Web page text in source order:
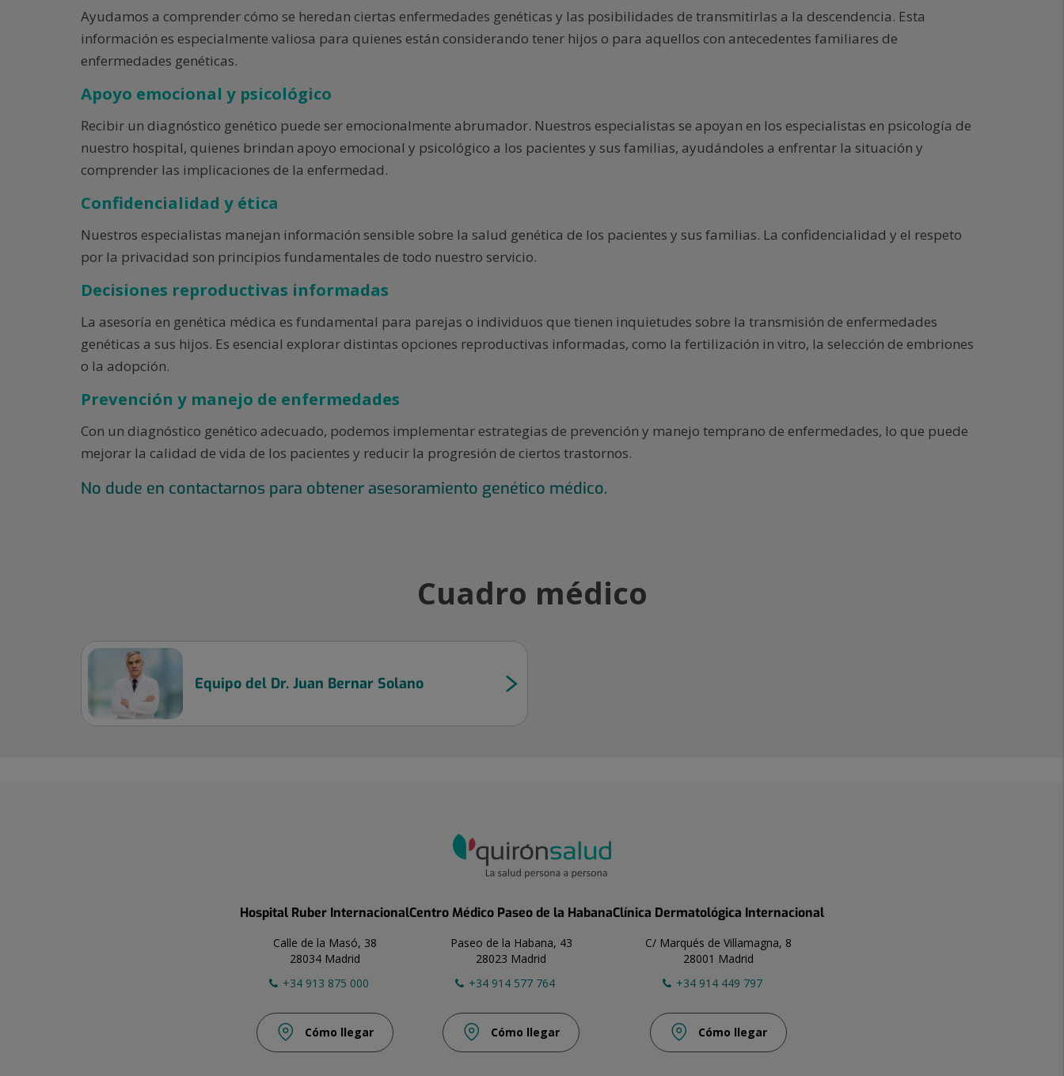
Ayudamos a comprender cómo se heredan ciertas enfermedades genéticas y las posibilidades de transmitirlas a la descendencia. Esta
información es especialmente valiosa para quienes están considerando tener hijos o para aquellos con antecedentes familiares de
enfermedades genéticas.
Apoyo emocional y psicológico
Recibir un diagnóstico genético puede ser emocionalmente abrumador. Nuestros especialistas se apoyan en los especialistas en psicología de
nuestro hospital, quienes brindan apoyo emocional y psicológico a los pacientes y sus familias, ayudándoles a enfrentar la situación y
comprender las implicaciones de la enfermedad.
Confidencialidad y ética
Nuestros especialistas manejan información sensible sobre la salud genética de los pacientes y sus familias. La confidencialidad y el respeto
por la privacidad son principios fundamentales de todo nuestro servicio.
Decisiones reproductivas informadas
La asesoría en genética médica es fundamental para parejas o individuos que tienen inquietudes sobre la transmisión de enfermedades
genéticas a sus hijos. Es esencial explorar distintas opciones reproductivas informadas, como la fertilización in vitro, la selección de embriones
o la adopción.
Prevención y manejo de enfermedades
Con un diagnóstico genético adecuado, podemos implementar estrategias de prevención y manejo temprano de enfermedades, lo que puede
mejorar la calidad de vida de los pacientes y reducir la progresión de ciertos trastornos.
No dude en contactarnos para obtener asesoramiento genético médico.
Cuadro médico
Equipo del Dr. Juan Bernar Solano
Hospital Ruber Internacional
Calle de la Masó, 38
28034 Madrid
+34 913 875 000
Cómo llegar
Centro Médico Paseo de la Habana
Paseo de la Habana, 43
28023 Madrid
+34 914 577 764
Cómo llegar
Clínica Dermatológica Internacional
C/ Marqués de Villamagna, 8
28001 Madrid
+34 914 449 797
Cómo llegar